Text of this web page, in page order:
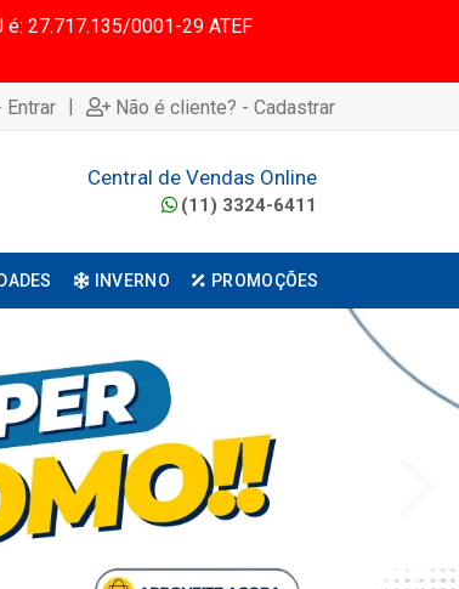
27.717.135/0001-29 ATEF
| Não é cliente? - Cadastrar
Central de Vendas Online
(11) 3324-6411
INVERNO PROMOÇÕES